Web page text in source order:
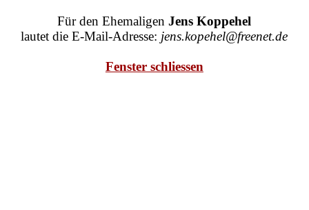
Für den EhemaligenJens Koppehel
lautet die E-Mail-Adresse: jens.kopehel@freenet.de
Fenster schliessen